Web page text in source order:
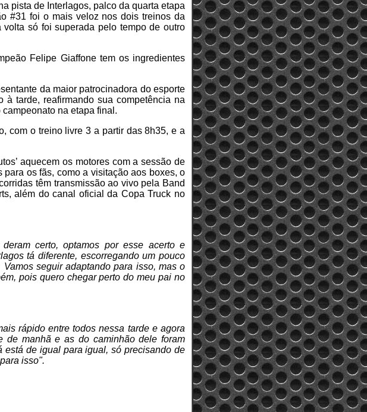
pista de Interlagos, palco da quarta etapa
#31 foi o mais veloz nos dois treinos da
só foi superada pelo tempo de outro
Felipe Giaffone tem os ingredientes
da maior patrocinadora do esporte
tarde, reafirmando sua competência na
na etapa final.
com o treino livre 3 a partir das 8h35, e a
aquecem os motores com a sessão de
os fãs, como a visitação aos boxes, o
têm transmissão ao vivo pela Band
além do canal oficial da Copa Truck no
certo, optamos por esse acerto e
tá diferente, escorregando um pouco
seguir adaptando para isso, mas o
pois quero chegar perto do meu pai no
rápido entre todos nessa tarde e agora
de manhã e as do caminhão dele foram
está de igual para igual, só precisando de
isso".